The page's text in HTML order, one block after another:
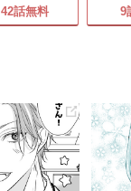
42話無料 9